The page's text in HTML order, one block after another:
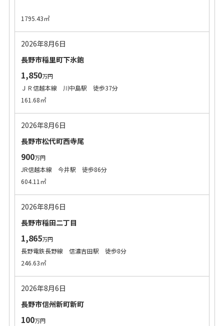
1795.43㎡
2026年8月6日
長野市稲里町下氷鉋
1,850万円
ＪＲ信越本線 川中島駅 徒歩37分
161.68㎡
2026年8月6日
長野市松代町西寺尾
900万円
JR信越本線 今井駅 徒歩86分
604.11㎡
2026年8月6日
長野市稲田二丁目
1,865万円
長野電鉄長野線 信濃吉田駅 徒歩8分
246.63㎡
2026年8月6日
長野市信州新町新町
100万円